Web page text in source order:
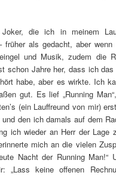
die ich in meinem
früher als gedacht, aber
und Musik, zudem die
schon Jahre her, dass ich
habe, aber es wirkte. Ich
gut. Es lief „Running
(ein Lauffreund von mir)
den ich damals auf dem
ich wieder an Herr der Lage
mich an die vielen
Nacht der Running Man!“
„Lass keine offenen